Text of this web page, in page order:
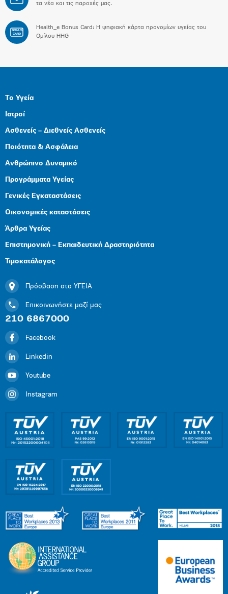
τα νέα και τις παροχές μας.
BONUS
CARD
Health_e Bonus Card: H ψηφιακή κάρτα προνομίων υγείας του
Ομίλου HHG
Το Υγεία
Ιατροί
Ασθενείς – Διεθνείς Ασθενείς
Ποιότητα & Ασφάλεια
Ανθρώπινο Δυναμικό
Προγράμματα Υγείας
Γενικές Εγκαταστάσεις
Οικονομικές καταστάσεις
Άρθρα Υγείας
Επιστημονική – Εκπαιδευτική Δραστηριότητα
Τιμοκατάλογος
Πρόσβαση στο ΥΓΕΙΑ
Επικοινωνήστε μαζί μας
210 6867000
Facebook
Linkedin
Youtube
Instagram